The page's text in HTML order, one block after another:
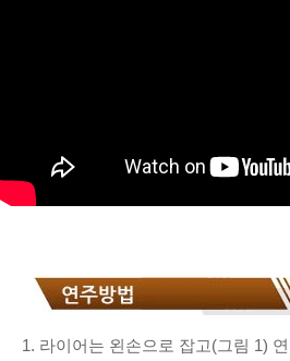
1. 라이어는 왼손으로 잡고(그림 1)